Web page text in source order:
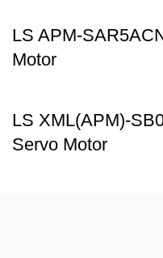
LS APM-
Motor
LS XML(APM)-
Servo Motor